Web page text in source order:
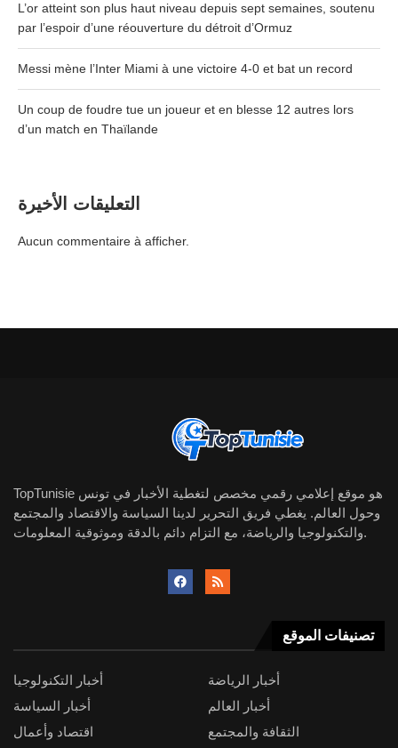
L’or atteint son plus haut niveau depuis sept semaines, soutenu
par l’espoir d’une réouverture du détroit d’Ormuz
Messi mène l’Inter Miami à une victoire 4-0 et bat un record
Un coup de foudre tue un joueur et en blesse 12 autres lors
d’un match en Thaïlande
التعليقات الأخيرة
Aucun commentaire à afficher.
TopTunisie هو موقع إعلامي رقمي مخصص لتغطية الأخبار في تونس
وحول العالم. يغطي فريق التحرير لدينا السياسة والاقتصاد والمجتمع
والتكنولوجيا والرياضة، مع التزام دائم بالدقة وموثوقية المعلومات.
تصنيفات الموقع
أخبار التكنولوجيا
أخبار الرياضة
أخبار السياسة
أخبار العالم
اقتصاد وأعمال
الثقافة والمجتمع